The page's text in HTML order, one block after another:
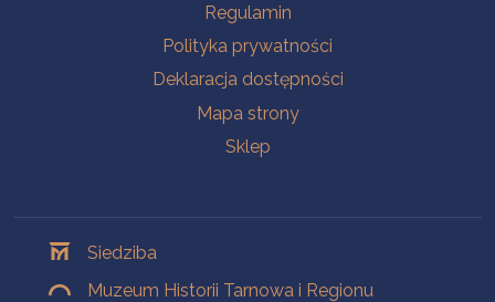
Regulamin
Polityka prywatności
Deklaracja dostępności
Mapa strony
Sklep
Siedziba
Muzeum Historii Tarnowa i Regionu